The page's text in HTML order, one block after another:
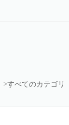
>すべてのカテゴリ